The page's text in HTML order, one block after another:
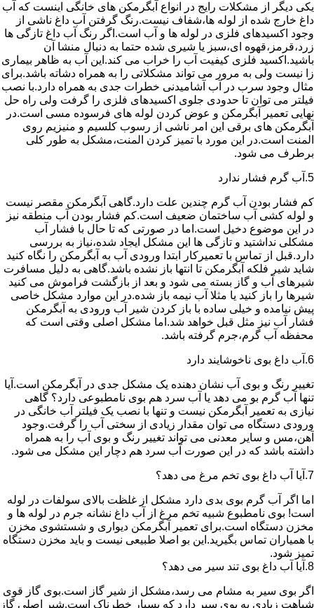
یکی دیگر از مشکلات رایج در انواع آبگرمکن های خانگی اینست که آب
داغ خارج شده از لوله ها،شفاف نیست.رنگ گرفتن آب داغ ناشی از
وجود اکسیدهای فلزی در لوله ها و آب است.اگر رنگ آب داغ تازگی ها
زرد،قرمز،قهوه ای،سبز یا شیری شده حتما به دنبال منشا آن
باشید.اکسید فلزی کیفیت آب را خراب می کند.این آب به ظاهر بیماری
زا نیست ولی به مرور می تواند مشکلاتی را به همراه دشاته باشد.برای
مثال وجود سرب در آب آشامیدنی خطرات جدی به همراه دارد.با نصب
فیلتر می توان تا حدودی جلوی اکسیدهای فلزی را گرفت ولی راه حل
نهایی تعمیر آبگرمکن و عوض کردن لوله های فرسوده مسی است.در
آبگرمکن های برقی این امر ناشی از رسوب کلسیم و منیزیم روی
المنت است.در این مورد با تمیز کردن المنت،مشکل به طور کلی
برطرف می شود.
5.آب گرم فشار ندارد
کم فشار بودن آب گرم چندین علت دارد.گاهی آبگرمکن مقصر نیست
و لوله کشی آب ساختمان ضعیف است.کم فشار بودن آب منطقه نیز
در این موضوع دخیل است.اما در صورتی که تا حال با فشار آب
مشکلی نداشتید و تازگی ها این مشکل ایجاد شده،نیاز به بررسی
دارد.قبل از تماس با تعمیرکار ابتدا ورودی آب به آبگرمکن را نگاه کنید
شاید شیر فلکه آبگرمکن تا انتها باز نشده باشد.گاهی به دلیل مسافرت
شیرهای آب و گاز بسته می شود و بعد از بازگشت فراموش می کنید
شیرها را باز کنید یا مثلا آب نیمه باز شده.در این موارد مشکل خاصی
پیش نیامده و خیلی ساده با باز کردن شیر آب ورودی به آبگرمکن
فشار آب نیز مثل قبل خواهد شد.اما مشکل اصلی وقتی است که
محفظه آب گرم،جرم گرفته باشد.
6.آب داغ بوی ناخوشایند دارد
تغییر رنگ و بوی آب نشان دهنده یک مشکل جدی در آبگرمکن است.آیا
تنها آب گرم بو می دهد یا آب سرد هم بوی نامطبوعی دارد؟ گاهی
نیازی به تعمیر آبگرمکن نیست و تنها با نصب یک فیلتر آب خانگی در
ورودی دستگاه می توان مقدار زیادی از سختی آب را گرفت.وجود
آهن،مس و سایر معدنی می تواند تغییر رنگ و بوی آب را به همراه
داشته باشد که در این صورت آب سرد هم دچار این مشکل می شود.
7.آیا آب داغ بوی تخم مرغ می دهد؟
اما اگر آب گرم بوی بدی دارد مشکل از غلظت بالای سولفات در لوله
است! بوی نامطبوع شبیه تخم مرغ از آب داغ نشانه جرم در لوله ها و
مخزن دستگاه است.برای تعمیر آبگرمکن دیواری و شستشوی مخزن
با همیاران تماس بگیرید.این بو اصلا طبیعی نیست و باید مخزن دستگاه
تمیز شود.
8.آیا آب داغ بوی تند سیر می دهد؟
اگر بوی سیر به مشام می رسد،مشکل از شیر گاز است.بوی گاز قوی
شباهت زیادی به بوی سیر دارد که بسیار خطرناک است.شیر اصلی گاز